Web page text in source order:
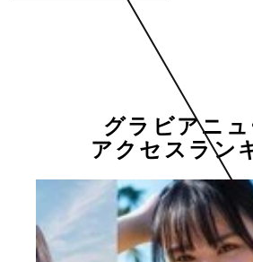
グラビアニュ
アクセスラン